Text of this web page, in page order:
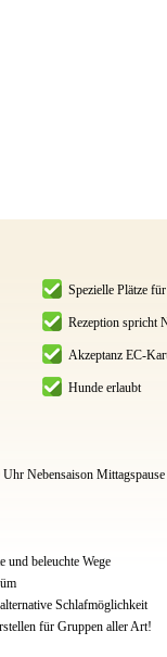
Spezielle Plätze
Rezeption spricht
Akzeptanz EC-
Hunde erlaubt
Nebensaison
und beleuchte Wege
Schlafmöglichkeit
für Gruppen aller Art!